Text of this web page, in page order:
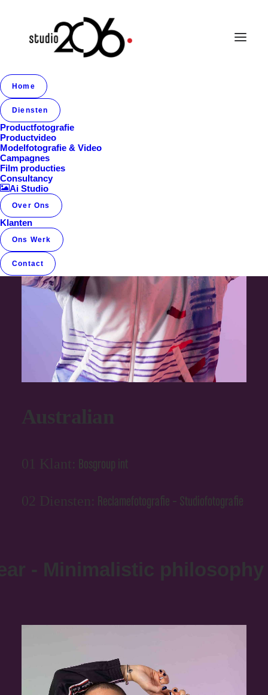
Home
Diensten
Productfotografie
Productvideo
Modelfotografie & Video
Campagnes
Film producties
Consultancy
Ai Studio
Over Ons
Klanten
Ons Werk
Contact
Australian
01 Klant: Bosgroup int
02 Diensten: Reclamefotografie – Studiofotografie
- Minimalistic